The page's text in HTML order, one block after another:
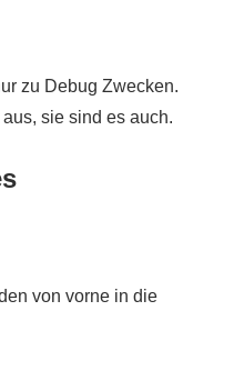
zu Debug Zwecken.
sie sind es auch.
von vorne in die